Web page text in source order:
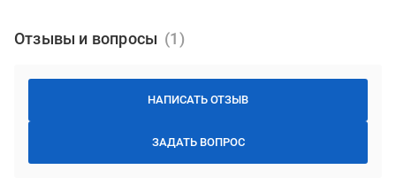
Отзывы и вопросы
НАПИСАТЬ ОТЗЫВ
ЗАДАТЬ ВОПРОС